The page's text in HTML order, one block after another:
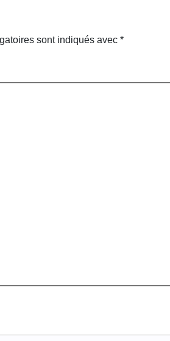
sont indiqués avec *